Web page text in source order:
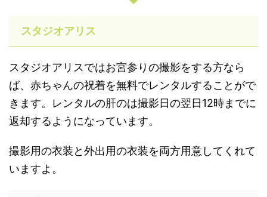
スタジオアリス
スタジオアリスではお宮参りの撮影をする方なら
ば、赤ちゃんの祝着を無料でレンタルすることがで
きます。レンタルの肝のは撮影日の翌日12時までに
返却するようになっています。
撮影用の衣装と外出用の衣装を両方用意してくれて
いますよ。